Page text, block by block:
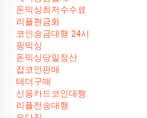
돈믹싱최저수수료
리플현금화
코인송금대행 24시
핑믹싱
돈믹싱당일정산
잡코인판매
테더구매
신용카드코인대행
리플전송대행